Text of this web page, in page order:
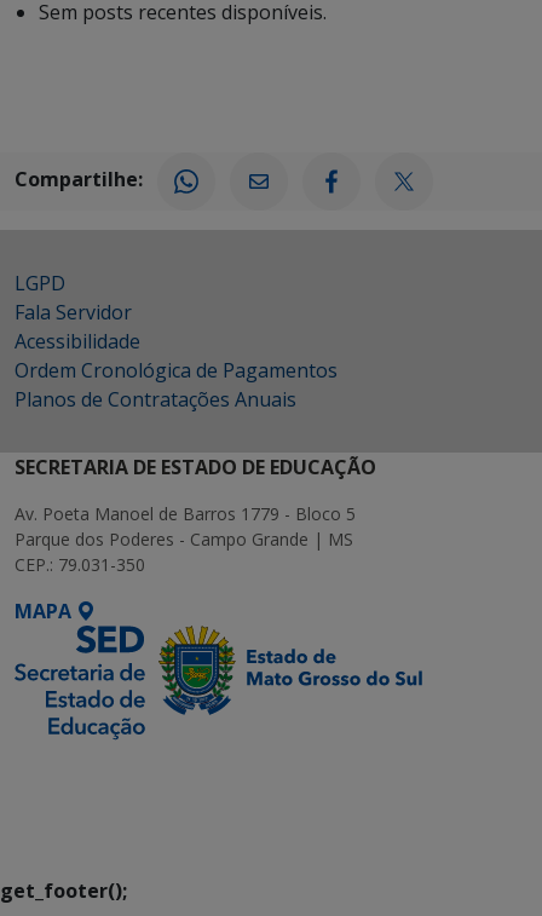
Sem posts recentes disponíveis.
Compartilhe:
LGPD
Fala Servidor
Acessibilidade
Ordem Cronológica de Pagamentos
Planos de Contratações Anuais
SECRETARIA DE ESTADO DE EDUCAÇÃO
Av. Poeta Manoel de Barros 1779 - Bloco 5
Parque dos Poderes - Campo Grande | MS
CEP.: 79.031-350
MAPA
get_footer();